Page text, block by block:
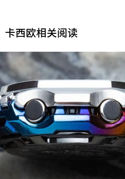
卡西欧相关阅读